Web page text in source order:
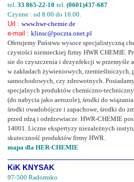
tel. 33 865-22-10 tel. (0601)437-687
Czynne : od 8.00 do 16.00.
Url : www.hwr-chemie.de
e-mail : klinsc@poczta.onet.pl
Oferujemy Państwu wysoce specjalistyczną
czystości niemieckiej firmy HWR CHEMIE.
sie do czyszczenia i dezynfekcji w przemyśle
w zakładach żywieniowych, rzemieślniczych,
samochodowych, czy zdrowotnych.
specjalnych produktów chemiczno-
(do nabycia jako aerozole), środki do
środki owadobójcze i zapachowe, środki do
przed rdzą i odrdzewiacze. HWR-CHEMIE
14001. Liczne ekspertyzy niezależnych
skuteczność produktów firmy HWR.
mapa dla HER-CHEMIE
KiK KNYSAK
97-500 Radomsko